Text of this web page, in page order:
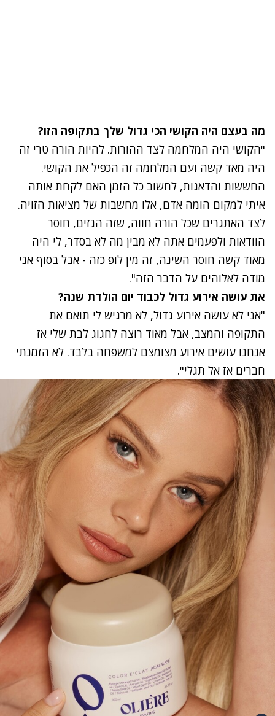
מה בעצם היה הקושי הכי גדול שלך בתקופה הזו?
"הקושי היה המלחמה לצד ההורות. להיות הורה טרי זה
היה מאד קשה ועם המלחמה זה הכפיל את הקושי.
החששות והדאגות, לחשוב כל הזמן האם לקחת אותה
איתי למקום הומה אדם, אלו מחשבות של מציאות הזויה.
לצד האתגרים שכל הורה חווה, שזה הגזים, חוסר
הוודאות ולפעמים אתה לא מבין מה לא בסדר, לי היה
מאוד קשה חוסר השינה, זה מין לופ כזה - אבל בסוף אני
מודה לאלוהים על הדבר הזה".
את עושה אירוע גדול לכבוד יום הולדת שנה?
"אני לא עושה אירוע גדול, לא מרגיש לי תואם את
התקופה והמצב, אבל מאוד רוצה לחגוג לבת שלי אז
אנחנו עושים אירוע מצומצם למשפחה בלבד. לא הזמנתי
חברים אז אל תגלי".